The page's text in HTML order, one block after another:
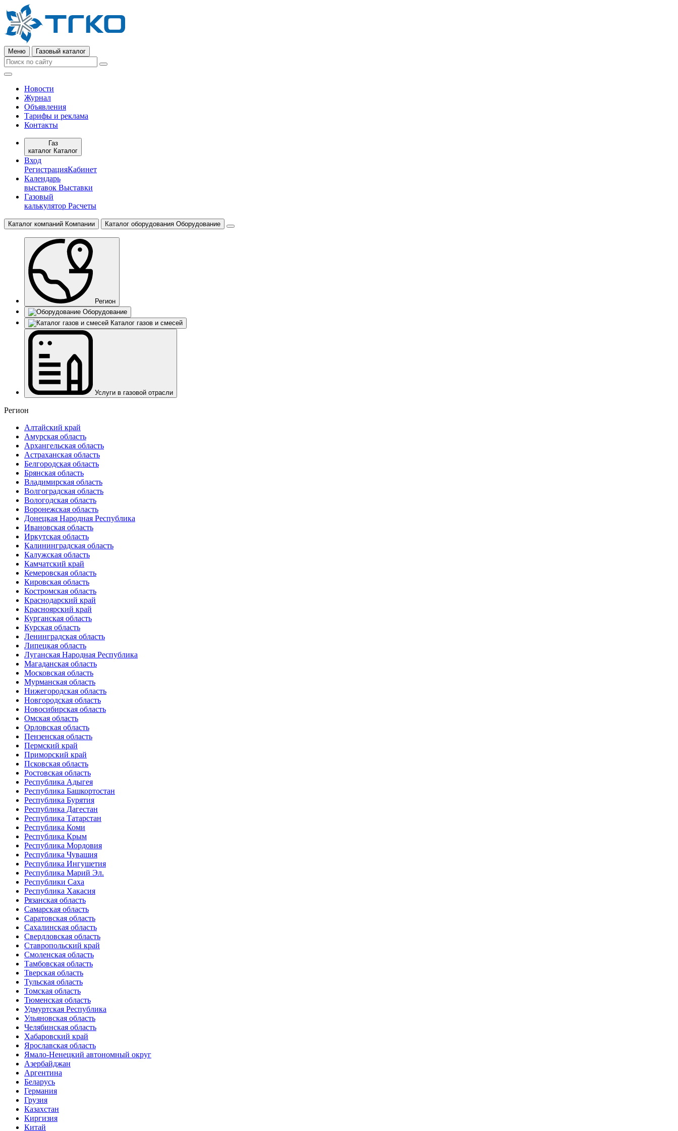
Меню Газовый каталог
Новости
Журнал
Объявления
Тарифы и реклама
Контакты
Газ
каталог Каталог
Вход
РегистрацияКабинет
Календарь
выставок Выставки
Газовый
калькулятор Расчеты
Каталог компаний Компании Каталог оборудования Оборудование
Регион
Оборудование
Каталог газов и смесей
Услуги в газовой отрасли
Регион
Алтайский край
Амурская область
Архангельская область
Астраханская область
Белгородская область
Брянская область
Владимирская область
Волгоградская область
Вологодская область
Воронежская область
Донецкая Народная Республика
Ивановская область
Иркутская область
Калининградская область
Калужская область
Камчатский край
Кемеровская область
Кировская область
Костромская область
Краснодарский край
Красноярский край
Курганская область
Курская область
Ленинградская область
Липецкая область
Луганская Народная Республика
Магаданская область
Московская область
Мурманская область
Нижегородская область
Новгородская область
Новосибирская область
Омская область
Орловская область
Пензенская область
Пермский край
Приморский край
Псковская область
Ростовская область
Республика Адыгея
Республика Башкортостан
Республика Бурятия
Республика Дагестан
Республика Татарстан
Республика Коми
Республика Крым
Республика Мордовия
Республика Чувашия
Республика Ингушетия
Республика Марий Эл.
Республики Саха
Республика Хакасия
Рязанская область
Самарская область
Саратовская область
Сахалинская область
Свердловская область
Ставропольский край
Смоленская область
Тамбовская область
Тверская область
Тульская область
Томская область
Тюменская область
Удмуртская Республика
Ульяновская область
Челябинская область
Хабаровский край
Ярославская область
Ямало-Ненецкий автономный округ
Азербайджан
Аргентина
Беларусь
Германия
Грузия
Казахстан
Киргизия
Китай